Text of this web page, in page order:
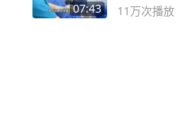
07:43 11万次播放